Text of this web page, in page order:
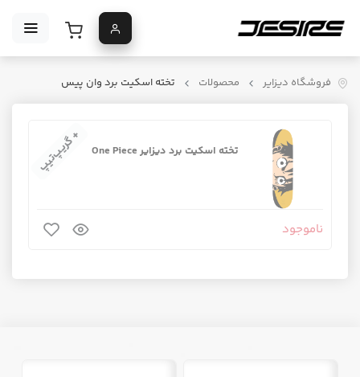
فروشگاه دیزایر محصولات تخته اسکیت برد وان پیس
تخته اسکیت برد دیزایر One Piece
ناموجود
+ گریپ‌تیپ